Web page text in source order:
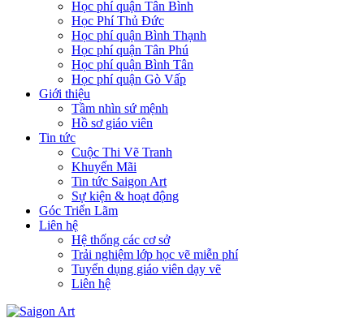
Học phí quận Tân Bình
Học Phí Thủ Đức
Học phí quận Bình Thạnh
Học phí quận Tân Phú
Học phí quận Bình Tân
Học phí quận Gò Vấp
Giới thiệu
Tầm nhìn sứ mệnh
Hồ sơ giáo viên
Tin tức
Cuộc Thi Vẽ Tranh
Khuyến Mãi
Tin tức Saigon Art
Sự kiện & hoạt động
Góc Triển Lãm
Liên hệ
Hệ thống các cơ sở
Trải nghiệm lớp học vẽ miễn phí
Tuyển dụng giáo viên dạy vẽ
Liên hệ